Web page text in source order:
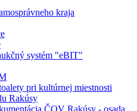
kraja
systém "eBIT"
pri kultúrnej miestnosti
Rakúsy
ČOV Rakúsy - osada